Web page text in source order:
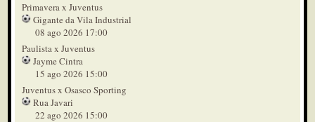
Primavera x Juventus
Gigante da Vila Industrial
08 ago 2026 17:00
Paulista x Juventus
Jayme Cintra
15 ago 2026 15:00
Juventus x Osasco Sporting
Rua Javari
22 ago 2026 15:00